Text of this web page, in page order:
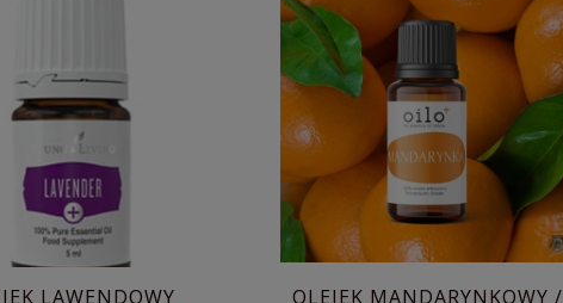
LAWENDOWY
OLEJEK MANDARYNKOWY /